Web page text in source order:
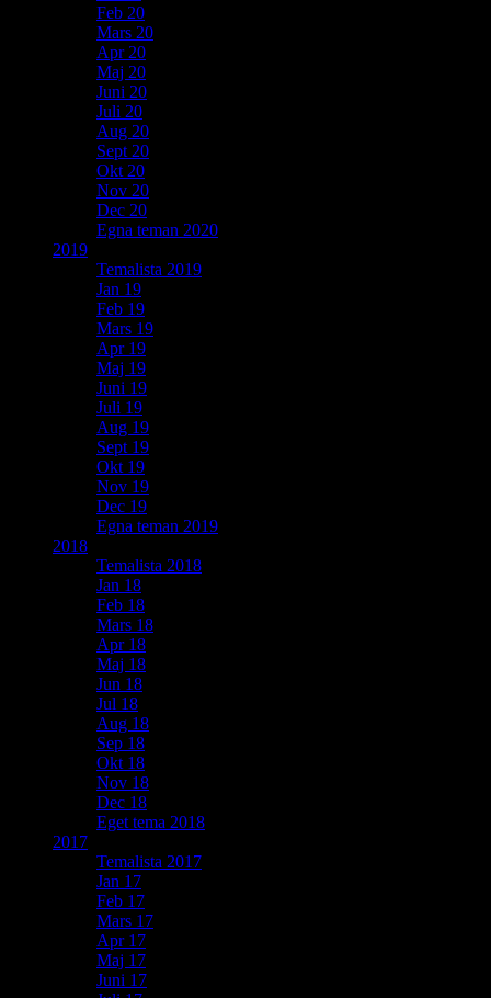
Feb 20
Mars 20
Apr 20
Maj 20
Juni 20
Juli 20
Aug 20
Sept 20
Okt 20
Nov 20
Dec 20
Egna teman 2020
2019
Temalista 2019
Jan 19
Feb 19
Mars 19
Apr 19
Maj 19
Juni 19
Juli 19
Aug 19
Sept 19
Okt 19
Nov 19
Dec 19
Egna teman 2019
2018
Temalista 2018
Jan 18
Feb 18
Mars 18
Apr 18
Maj 18
Jun 18
Jul 18
Aug 18
Sep 18
Okt 18
Nov 18
Dec 18
Eget tema 2018
2017
Temalista 2017
Jan 17
Feb 17
Mars 17
Apr 17
Maj 17
Juni 17